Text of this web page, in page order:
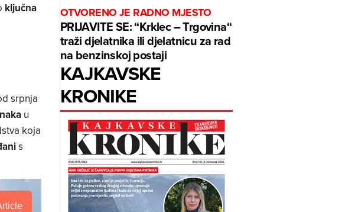
ključna
srpnja
u
koja
s
OTVORENO JE RADNO MJESTO
PRIJAVITE SE: “Krklec – Trgovina“
traži djelatnika ili djelatnicu za rad
na benzinskoj postaji
KAJKAVSKE
KRONIKE